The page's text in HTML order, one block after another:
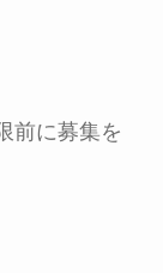
前に募集を